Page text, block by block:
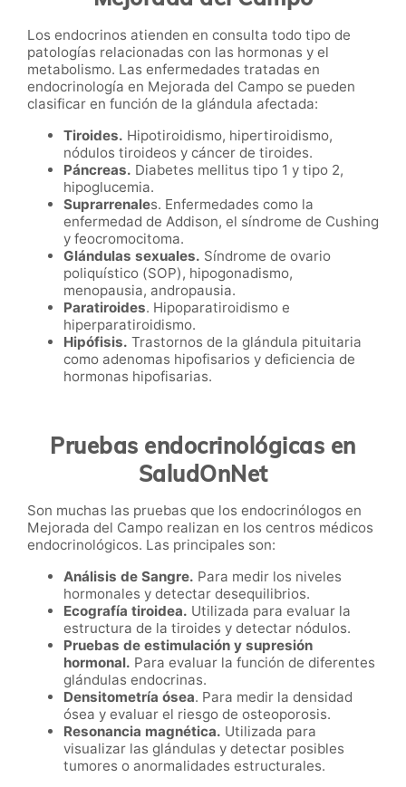
Los endocrinos atienden en consulta todo tipo de
patologías relacionadas con las hormonas y el
metabolismo. Las enfermedades tratadas en
endocrinología en Mejorada del Campo se pueden
clasificar en función de la glándula afectada:
Tiroides. Hipotiroidismo, hipertiroidismo,
nódulos tiroideos y cáncer de tiroides.
Páncreas. Diabetes mellitus tipo 1 y tipo 2,
hipoglucemia.
Suprarrenales. Enfermedades como la
enfermedad de Addison, el síndrome de Cushing
y feocromocitoma.
Glándulas sexuales. Síndrome de ovario
poliquístico (SOP), hipogonadismo,
menopausia, andropausia.
Paratiroides. Hipoparatiroidismo e
hiperparatiroidismo.
Hipófisis. Trastornos de la glándula pituitaria
como adenomas hipofisarios y deficiencia de
hormonas hipofisarias.
Pruebas endocrinológicas en
SaludOnNet
Son muchas las pruebas que los endocrinólogos en
Mejorada del Campo realizan en los centros médicos
endocrinológicos. Las principales son:
Análisis de Sangre. Para medir los niveles
hormonales y detectar desequilibrios.
Ecografía tiroidea. Utilizada para evaluar la
estructura de la tiroides y detectar nódulos.
Pruebas de estimulación y supresión
hormonal. Para evaluar la función de diferentes
glándulas endocrinas.
Densitometría ósea. Para medir la densidad
ósea y evaluar el riesgo de osteoporosis.
Resonancia magnética. Utilizada para
visualizar las glándulas y detectar posibles
tumores o anormalidades estructurales.